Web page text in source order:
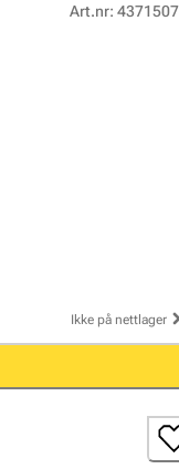
Art.nr:
Ikke på nettlager